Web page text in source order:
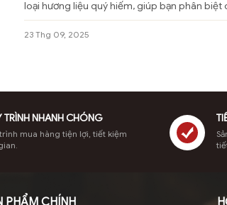
loại hương liệu quý hiếm, giúp bạn phân biệt
hương và trầm hương đều là những loại gỗ
thường được sử dụng trong tâm […]
23 Thg 09, 2025
TRÌNH NHANH CHÓNG
mua hàng tiện lợi, tiết kiệm
PHẨM CHÍNH